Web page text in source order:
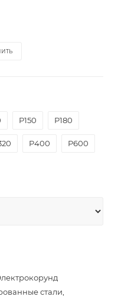
P150 P180
P400 P600
стали,